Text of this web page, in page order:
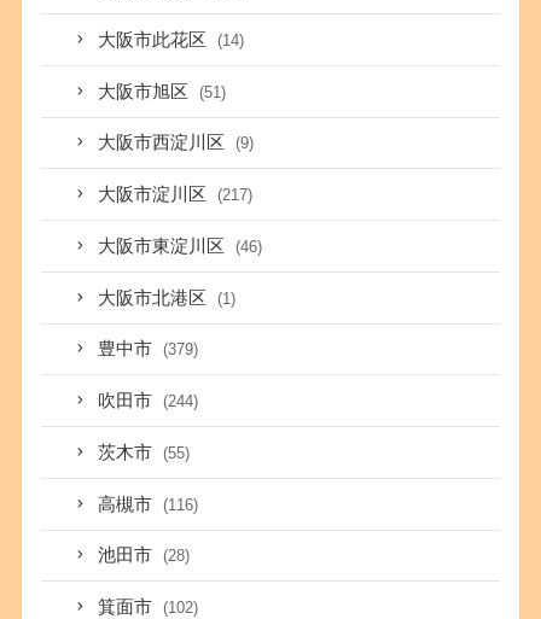
大阪市此花区 (14)
大阪市旭区 (51)
大阪市西淀川区 (9)
大阪市淀川区 (217)
大阪市東淀川区 (46)
大阪市北港区 (1)
豊中市 (379)
吹田市 (244)
茨木市 (55)
高槻市 (116)
池田市 (28)
箕面市 (102)